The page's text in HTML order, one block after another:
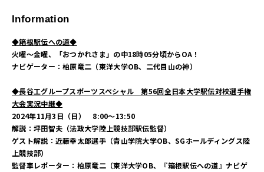
Information
◆箱根駅伝への道◆
火曜～金曜、「おつかれさま」の中18時05分頃からOA！
ナビゲーター：柏原竜二（東洋大学OB、二代目山の神）
◆長谷工グループスポーツスペシャル 第56回全日本大学駅伝対校選手権
大会実況中継◆
2024年11月3日（日） 8:00～13:50
解説：坪田智夫（法政大学陸上競技部駅伝監督）
ゲスト解説：近藤幸太郎選手（青山学院大学OB、SGホールディングス陸
上競技部）
監督車レポーター：柏原竜二（東洋大学OB、『箱根駅伝への道』ナビゲ